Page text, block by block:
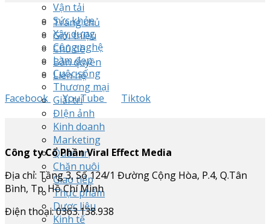
Vận tải
Sức khỏe
Xây dựng
Công nghệ
Làm đẹp
Cuộc sống
Thương mại
Giải trí
ĐIện ảnh
Kinh doanh
Marketing
Quản trị
Chăn nuôi
Giao tiếp
Thực phẩm
Dược liệu
Kinh tế
Trang chủ
Giới thiệu
Chủ đề
Bản quyền
Liên hệ
Facebook
YouTube Tiktok
Công ty Cổ Phần Viral Effect Media
Địa chỉ: Tầng 3, Số 124/1 Đường Cộng Hòa, P.4, Q.Tân
Bình, Tp. Hồ Chí Minh
Điện thoại: 0363.138.938